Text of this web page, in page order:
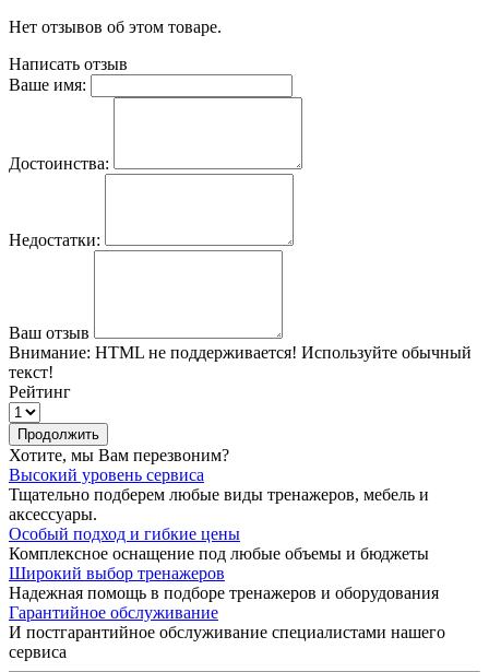
Нет отзывов об этом товаре.
Написать отзыв
Ваше имя:
Достоинства:
Недостатки:
Ваш отзыв
Внимание: HTML не поддерживается! Используйте обычный
текст!
Рейтинг
Продолжить
Хотите, мы Вам перезвоним?
Высокий уровень сервиса
Тщательно подберем любые виды тренажеров, мебель и
аксессуары.
Особый подход и гибкие цены
Комплексное оснащение под любые объемы и бюджеты
Широкий выбор тренажеров
Надежная помощь в подборе тренажеров и оборудования
Гарантийное обслуживание
И постгарантийное обслуживание специалистами нашего
сервиса